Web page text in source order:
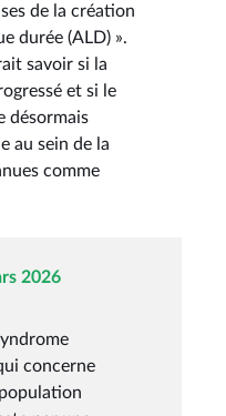
de la création
durée (ALD) ».
savoir si la
et si le
désormais
au sein de la
comme
2026
concerne